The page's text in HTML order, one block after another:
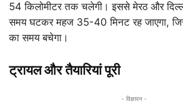
54 किलोमीटर तक चलेगी। इससे मेरठ और
समय घटकर महज 35-40 मिनट रह जाएगा,
का समय बचेगा।
ट्रायल और तैयारियां पूरी
- विज्ञापन -